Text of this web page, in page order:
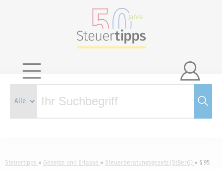

Steuertipps Gesetze und Erlasse Steuerberatungsgesetz (StBerG)
§ 95